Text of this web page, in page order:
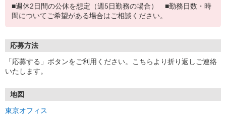
■週休2日間の公休を想定（週5日勤務の場合） ■勤務日数・時
間についてご希望がある場合はご相談ください。
応募方法
「応募する」ボタンをご利用ください。こちらより折り返しご連絡
いたします。
地図
東京オフィス